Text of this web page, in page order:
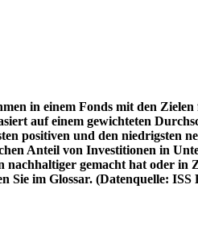
in einem Fonds mit den
auf einem gewichteten
positiven und den niedrigsten
Anteil von Investitionen in
gemacht hat oder
im Glossar. (Datenquelle: ISS